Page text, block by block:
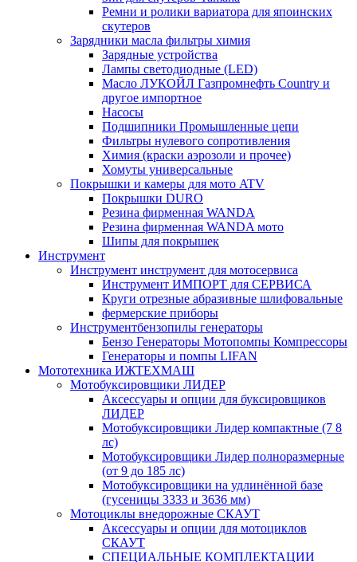
Ремни и ролики вариатора для япоинских
скутеров
Зарядники масла фильтры химия
Зарядные устройства
Лампы светодиодные (LED)
Масло ЛУКОЙЛ Газпромнефть Country и
другое импортное
Насосы
Подшипники Промышленные цепи
Фильтры нулевого сопротивления
Химия (краски аэрозоли и прочее)
Хомуты универсальные
Покрышки и камеры для мото ATV
Покрышки DURO
Резина фирменная WANDA
Резина фирменная WANDA мото
Шипы для покрышек
Инструмент
Инструмент инструмент для мотосервиса
Инструмент ИМПОРТ для СЕРВИСА
Круги отрезные абразивные шлифовальные
фермерские приборы
Инструментбензопилы генераторы
Бензо Генераторы Мотопомпы Компрессоры
Генераторы и помпы LIFAN
Мототехника ИЖТЕХМАШ
Мотобуксировщики ЛИДЕР
Аксессуары и опции для буксировщиков
ЛИДЕР
Мотобуксировщики Лидер компактные (7 8
лс)
Мотобуксировщики Лидер полноразмерные
(от 9 до 185 лс)
Мотобуксировщики на удлинённой базе
(гусеницы 3333 и 3636 мм)
Мотоциклы внедорожные СКАУТ
Аксессуары и опции для мотоциклов
СКАУТ
СПЕЦИАЛЬНЫЕ КОМПЛЕКТАЦИИ